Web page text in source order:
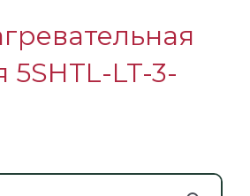
5SHTL-LT-3-